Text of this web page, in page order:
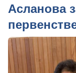
Асланова